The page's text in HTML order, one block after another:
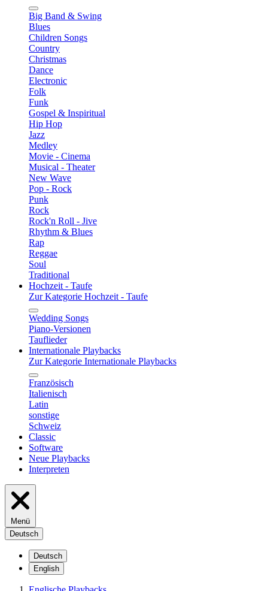
Big Band & Swing
Blues
Children Songs
Country
Christmas
Dance
Electronic
Folk
Funk
Gospel & Inspiritual
Hip Hop
Jazz
Medley
Movie - Cinema
Musical - Theater
New Wave
Pop - Rock
Punk
Rock
Rock'n Roll - Jive
Rhythm & Blues
Rap
Reggae
Soul
Traditional
Hochzeit - Taufe
Zur Kategorie Hochzeit - Taufe
Wedding Songs
Piano-Versionen
Tauflieder
Internationale Playbacks
Zur Kategorie Internationale Playbacks
Französisch
Italienisch
Latin
sonstige
Schweiz
Classic
Software
Neue Playbacks
Interpreten
Menü
Deutsch
Deutsch
English